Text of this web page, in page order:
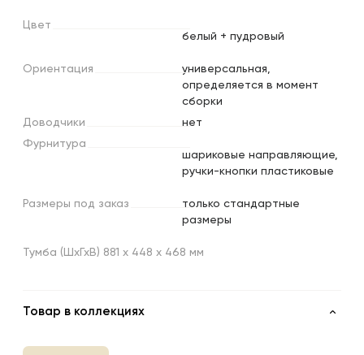
Цвет
белый + пудровый
Ориентация
универсальная,
определяется в момент
сборки
Доводчики
нет
Фурнитура
шариковые направляющие,
ручки-кнопки пластиковые
Размеры под заказ
только стандартные
размеры
Тумба (ШхГхВ) 881 х 448 х 468 мм
Товар в коллекциях